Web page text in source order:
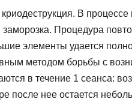
В процессе
Процедура
элементы удается
методом борьбы с
в течение 1 сеанса:
после нее остается